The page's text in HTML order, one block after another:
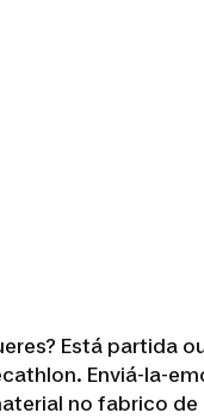
Está partida
Enviá-la-
no fabrico